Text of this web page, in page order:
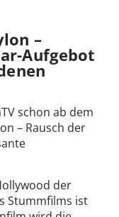
–
Aufgebot
schon ab dem
– Rausch der
der
Stummfilms ist